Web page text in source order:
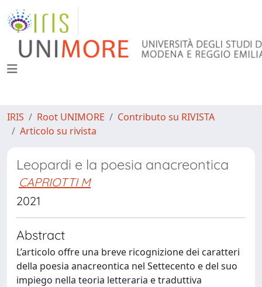
IRIS Root UNIMORE
Contributo su RIVISTA
Articolo su rivista
Leopardi e la poesia anacreontica
CAPRIOTTI M
2021
Abstract
L’articolo offre una breve ricognizione dei caratteri
della poesia anacreontica nel Settecento e del suo
impiego nella teoria letteraria e traduttiva